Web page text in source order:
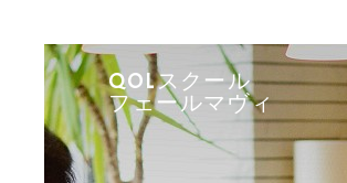
QOLスクール
フェールマヴィ